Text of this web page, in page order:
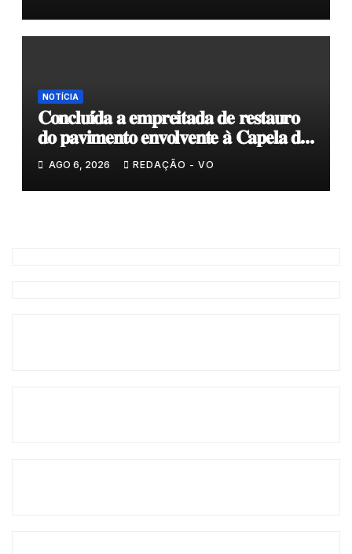
NOTÍCIA
𝐂𝐨𝐧𝐜𝐥𝐮𝐢́𝐝𝐚 𝐚 𝐞𝐦𝐩𝐫𝐞𝐢𝐭𝐚𝐝𝐚 𝐝𝐞 𝐫𝐞𝐬𝐭𝐚𝐮𝐫𝐨
𝐝𝐨 𝐩𝐚𝐯𝐢𝐦𝐞𝐧𝐭𝐨 𝐞𝐧𝐯𝐨𝐥𝐯𝐞𝐧𝐭𝐞 𝐚̀ 𝐂𝐚𝐩𝐞𝐥𝐚 𝐝𝐞
𝐂𝐨𝐯𝐚𝐬
AGO 6, 2026 REDAÇÃO - VO